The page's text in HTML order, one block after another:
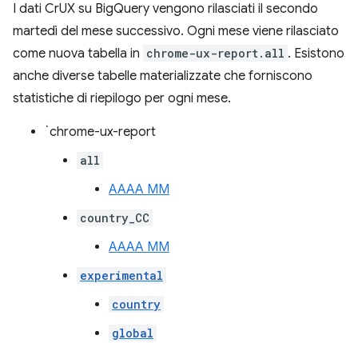
I dati CrUX su BigQuery vengono rilasciati il secondo
martedì del mese successivo. Ogni mese viene rilasciato
come nuova tabella in chrome-ux-report.all . Esistono
anche diverse tabelle materializzate che forniscono
statistiche di riepilogo per ogni mese.
`chrome-ux-report
all
AAAA MM
country_CC
AAAA MM
experimental
country
global